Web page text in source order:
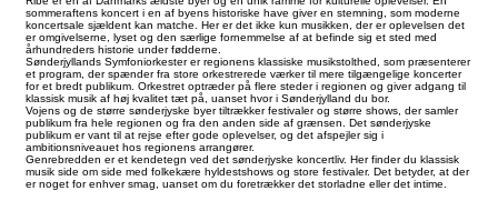
sommeraftens koncert i en af byens historiske have giver en stemning, som moderne
koncertsale sjældent kan matche. Her er det ikke kun musikken, der er oplevelsen det
er omgivelserne, lyset og den særlige fornemmelse af at befinde sig et sted med
århundreders historie under fødderne.
Sønderjyllands Symfoniorkester er regionens klassiske musikstolthed, som præsenterer
et program, der spænder fra store orkestrerede værker til mere tilgængelige koncerter
for et bredt publikum. Orkestret optræder på flere steder i regionen og giver adgang til
klassisk musik af høj kvalitet tæt på, uanset hvor i Sønderjylland du bor.
Vojens og de større sønderjyske byer tiltrækker festivaler og større shows, der samler
publikum fra hele regionen og fra den anden side af grænsen. Det sønderjyske
publikum er vant til at rejse efter gode oplevelser, og det afspejler sig i
ambitionsniveauet hos regionens arrangører.
Genrebredden er et kendetegn ved det sønderjyske koncertliv. Her finder du klassisk
musik side om side med folkekære hyldestshows og store festivaler. Det betyder, at der
er noget for enhver smag, uanset om du foretrækker det storladne eller det intime.